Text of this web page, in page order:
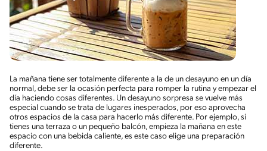
La mañana tiene ser totalmente diferente a la de un desayuno en un día
normal, debe ser la ocasión perfecta para romper la rutina y empezar el
día haciendo cosas diferentes. Un desayuno sorpresa se vuelve más
especial cuando se trata de lugares inesperados, por eso aprovecha
otros espacios de la casa para hacerlo más diferente. Por ejemplo, si
tienes una terraza o un pequeño balcón, empieza la mañana en este
espacio con una bebida caliente, es este caso elige una preparación
diferente.